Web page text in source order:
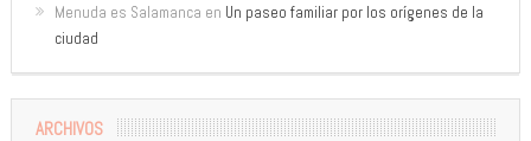
Menuda es Salamanca en Un paseo familiar por los orígenes de la
ciudad
ARCHIVOS